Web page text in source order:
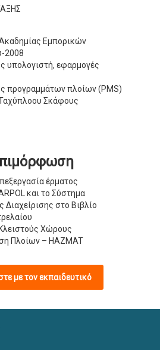
Εμπορικών
2008
υπολογιστή, εφαρμογές
προγραμμάτων πλοίων (PMS)
Σκάφους
έρματος
και το Σύστημα
Διαχείρισης στο Βιβλίο
Χώρους
Πλοίων – HAZMAT
με τον εκπαιδευτικό